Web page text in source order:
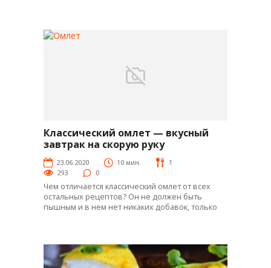
Классический омлет — вкусный
завтрак на скорую руку
23.06.2020 10 мин.
1
293
0
Чем отличается классический омлет от всех
остальных рецептов? Он не должен быть
пышным и в нем нет никаких добавок, только